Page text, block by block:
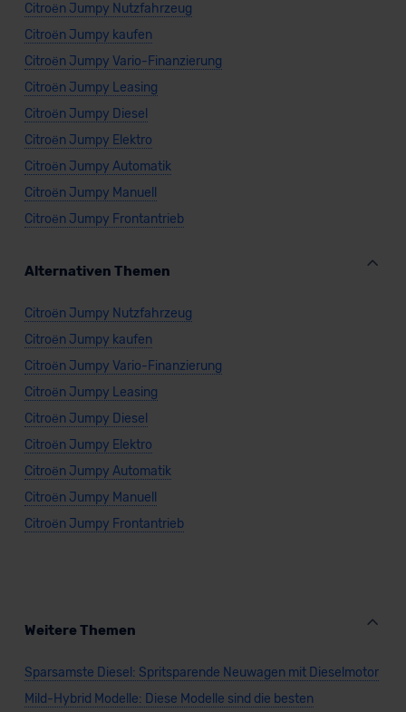
Citroën Jumpy Nutzfahrzeug
Citroën Jumpy kaufen
Citroën Jumpy Vario-Finanzierung
Citroën Jumpy Leasing
Citroën Jumpy Diesel
Citroën Jumpy Elektro
Citroën Jumpy Automatik
Citroën Jumpy Manuell
Citroën Jumpy Frontantrieb
Alternativen Themen
Citroën Jumpy Nutzfahrzeug
Citroën Jumpy kaufen
Citroën Jumpy Vario-Finanzierung
Citroën Jumpy Leasing
Citroën Jumpy Diesel
Citroën Jumpy Elektro
Citroën Jumpy Automatik
Citroën Jumpy Manuell
Citroën Jumpy Frontantrieb
Weitere Themen
Sparsamste Diesel: Spritsparende Neuwagen mit Dieselmotor
Mild-Hybrid Modelle: Diese Modelle sind die besten